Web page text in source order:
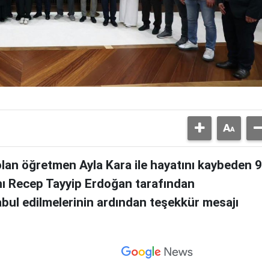
öğretmen Ayla Kara ile hayatını kaybeden 9
Recep Tayyip Erdoğan tarafından
edilmelerinin ardından teşekkür mesajı